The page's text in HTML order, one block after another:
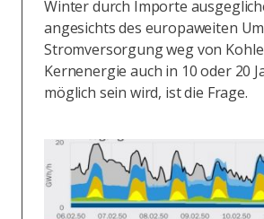
Winter durch Importe
angesichts des europaweiten
Stromversorgung weg von
Kernenergie auch in 10 oder 20
möglich sein wird, ist die Frage.